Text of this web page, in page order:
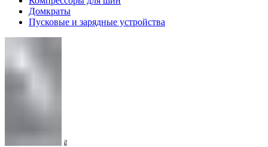
Домкраты
Пусковые и зарядные устройства